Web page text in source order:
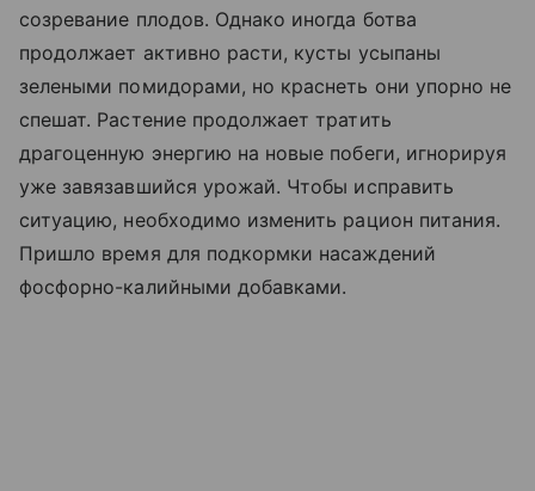
созревание плодов. Однако иногда ботва
продолжает активно расти, кусты усыпаны
зелеными помидорами, но краснеть они упорно не
спешат. Растение продолжает тратить
драгоценную энергию на новые побеги, игнорируя
уже завязавшийся урожай. Чтобы исправить
ситуацию, необходимо изменить рацион питания.
Пришло время для подкормки насаждений
фосфорно-калийными добавками.